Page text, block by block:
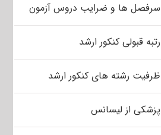
سرفصل ها و ضرایب دروس آزمون
رتبه قبولی کنکور ارشد
ظرفیت رشته های کنکور ارشد
پزشکی از لیسانس